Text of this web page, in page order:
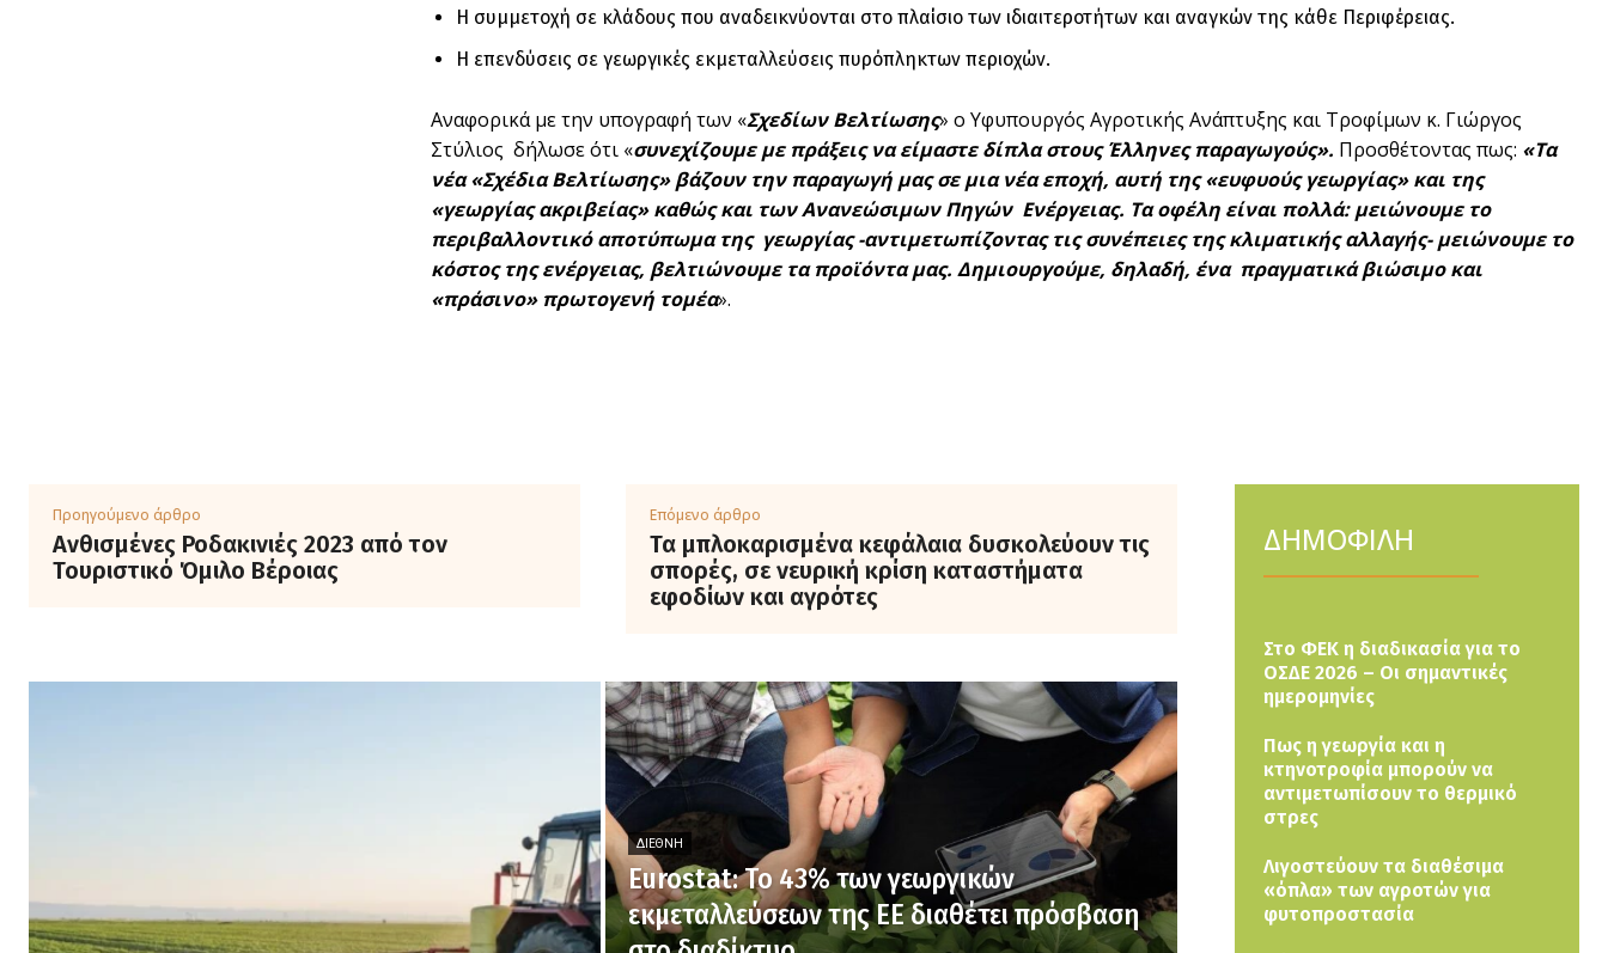
Η συμμετοχή σε κλάδους που αναδεικνύονται στο πλαίσιο των ιδιαιτεροτήτων και αναγκών της κάθε Περιφέρειας.
Η επενδύσεις σε γεωργικές εκμεταλλεύσεις πυρόπληκτων περιοχών.
Αναφορικά με την υπογραφή των «Σχεδίων Βελτίωσης» ο Υφυπουργός Αγροτικής Ανάπτυξης και Τροφίμων κ. Γιώργος
Στύλιος δήλωσε ότι «συνεχίζουμε με πράξεις να είμαστε δίπλα στους Έλληνες παραγωγούς». Προσθέτοντας πως: «Τα
νέα «Σχέδια Βελτίωσης» βάζουν την παραγωγή μας σε μια νέα εποχή, αυτή της «ευφυούς γεωργίας» και της
«γεωργίας ακριβείας» καθώς και των Ανανεώσιμων Πηγών Ενέργειας. Τα οφέλη είναι πολλά: μειώνουμε το
περιβαλλοντικό αποτύπωμα της γεωργίας -αντιμετωπίζοντας τις συνέπειες της κλιματικής αλλαγής- μειώνουμε το
κόστος της ενέργειας, βελτιώνουμε τα προϊόντα μας. Δημιουργούμε, δηλαδή, ένα πραγματικά βιώσιμο και
«πράσινο» πρωτογενή τομέα».
Προηγούμενο άρθρο
Ανθισμένες Ροδακινιές 2023 από τον
Τουριστικό Όμιλο Βέροιας
Επόμενο άρθρο
Τα μπλοκαρισμένα κεφάλαια δυσκολεύουν τις
σπορές, σε νευρική κρίση καταστήματα
εφοδίων και αγρότες
ΔΙΕΘΝΉ
Eurostat: Το 43% των γεωργικών
εκμεταλλεύσεων της ΕΕ διαθέτει πρόσβαση
ΔΗΜΟΦΙΛΗ
Στο ΦΕΚ η διαδικασία για το
ΟΣΔΕ 2026 – Οι σημαντικές
ημερομηνίες
Πως η γεωργία και η
κτηνοτροφία μπορούν να
αντιμετωπίσουν το θερμικό
στρες
Λιγοστεύουν τα διαθέσιμα
«όπλα» των αγροτών για
φυτοπροστασία